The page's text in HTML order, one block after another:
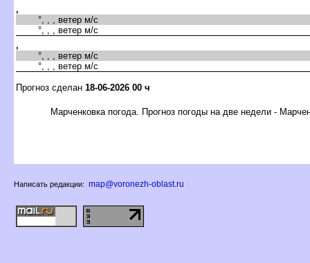
,
°, , , ветер м/с
°, , , ветер м/с
,
°, , , ветер м/с
°, , , ветер м/с
Прогноз сделан 18-06-2026 00 ч
Марченковка погода. Прогноз погоды на две недели -
Написать редакции: map@voronezh-oblast.ru